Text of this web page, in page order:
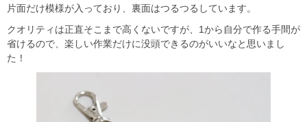
片面だけ模様が入っており、裏面はつるつるしています。
クオリティは正直そこまで高くないですが、1から自分で作る手間が
省けるので、楽しい作業だけに没頭できるのがいいなと思いまし
た！